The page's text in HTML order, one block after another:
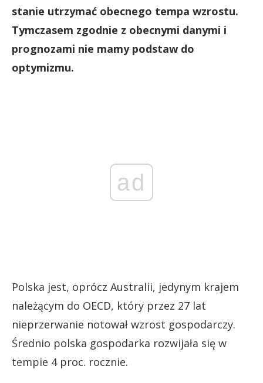
stanie utrzymać obecnego tempa wzrostu.
Tymczasem zgodnie z obecnymi danymi i
prognozami nie mamy podstaw do
optymizmu.
ad
Polska jest, oprócz Australii, jedynym krajem
należącym do OECD, który przez 27 lat
nieprzerwanie notował wzrost gospodarczy.
Średnio polska gospodarka rozwijała się w
tempie 4 proc. rocznie.